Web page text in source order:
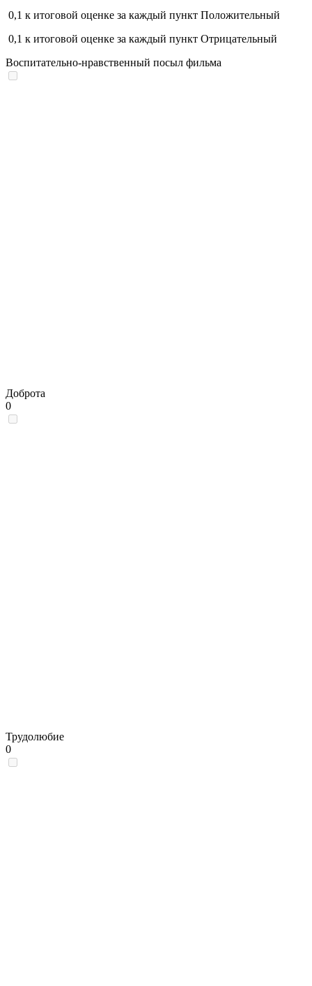
0,1 к итоговой оценке за каждый пункт Положительный
0,1 к итоговой оценке за каждый пункт Отрицательный
Воспитательно-нравственный посыл фильма
Доброта
0
Трудолюбие
0